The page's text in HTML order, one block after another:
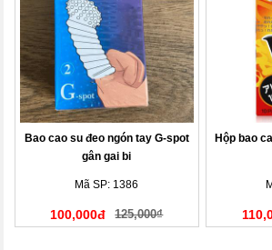
Bao cao su đeo ngón tay G-spot
gân gai bi
Mã SP: 1386
100,000đ 125,000₫
Hộp bao